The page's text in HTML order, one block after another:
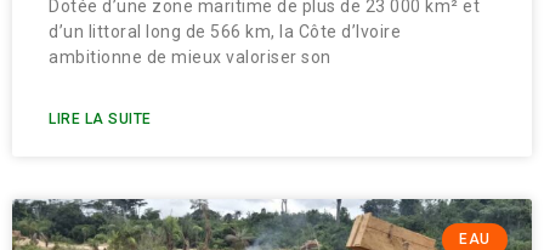
Dotée d’une zone maritime de plus de 23 000 km² et
d’un littoral long de 566 km, la Côte d’Ivoire
ambitionne de mieux valoriser son
LIRE LA SUITE
EAU